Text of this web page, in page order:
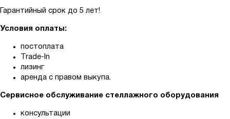
Гарантийный срок до 5 лет!
Условия оплаты:
постоплата
Trade-In
лизинг
аренда с правом выкупа.
Сервисное обслуживание стеллажного оборудования
консультации